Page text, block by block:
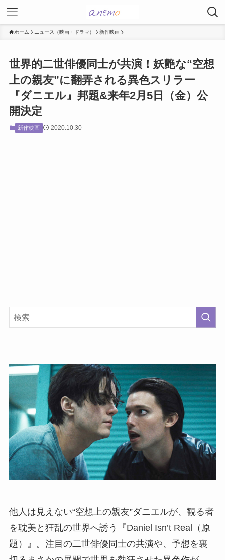
ホーム ニュース（映画・ドラマ） 新作映画
世界的二世俳優同士が共演！妖艶な“空想
上の親友”に翻弄される異色スリラー
『ダニエル』邦題&来年2月5日（金）公
開決定
新作映画 2020.10.30
他人は見えない“空想上の親友”ダニエルが、観る者
を耽美と狂乱の世界へ誘う『Daniel Isn’t Real（原
題）』。注目の二世俳優同士の共演や、予想を裏